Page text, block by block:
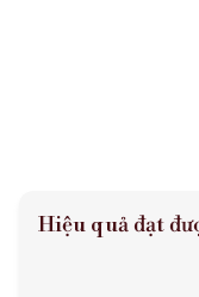
Hiệu quả đạt